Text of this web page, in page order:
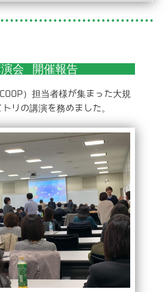
会 開催報告
）担当者様が集まった大規
リの講演を務めました。